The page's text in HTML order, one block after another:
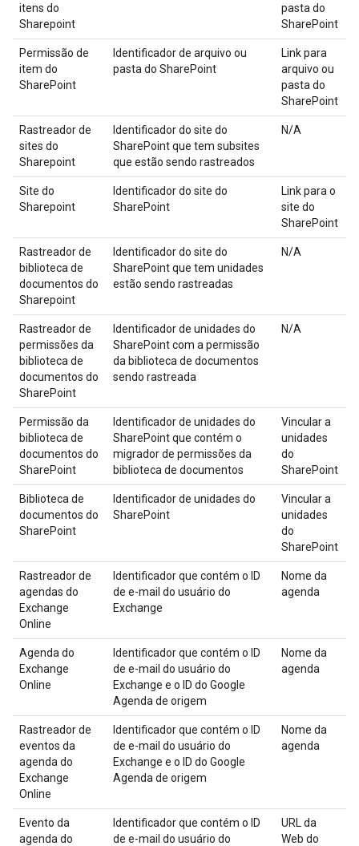
itens do
Sharepoint
pasta do
SharePoint
Permissão de
item do
SharePoint
Identificador de arquivo ou
pasta do SharePoint
Link para
arquivo ou
pasta do
SharePoint
Rastreador de
sites do
Sharepoint
Identificador do site do
SharePoint que tem subsites
que estão sendo rastreados
N/A
Site do
Sharepoint
Identificador do site do
SharePoint
Link para o
site do
SharePoint
Rastreador de
biblioteca de
documentos do
Sharepoint
Identificador do site do
SharePoint que tem unidades
estão sendo rastreadas
N/A
Rastreador de
permissões da
biblioteca de
documentos do
SharePoint
Identificador de unidades do
SharePoint com a permissão
da biblioteca de documentos
sendo rastreada
N/A
Permissão da
biblioteca de
documentos do
SharePoint
Identificador de unidades do
SharePoint que contém o
migrador de permissões da
biblioteca de documentos
Vincular a
unidades
do
SharePoint
Biblioteca de
documentos do
SharePoint
Identificador de unidades do
SharePoint
Vincular a
unidades
do
SharePoint
Rastreador de
agendas do
Exchange
Online
Identificador que contém o ID
de e-mail do usuário do
Exchange
Nome da
agenda
Agenda do
Exchange
Online
Identificador que contém o ID
de e-mail do usuário do
Exchange e o ID do Google
Agenda de origem
Nome da
agenda
Rastreador de
eventos da
agenda do
Exchange
Online
Identificador que contém o ID
de e-mail do usuário do
Exchange e o ID do Google
Agenda de origem
Nome da
agenda
Evento da
agenda do
Identificador que contém o ID
de e-mail do usuário do
URL da
Web do